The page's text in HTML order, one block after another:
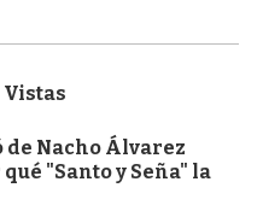
Vistas
Nacho Álvarez
"Santo y Seña" la